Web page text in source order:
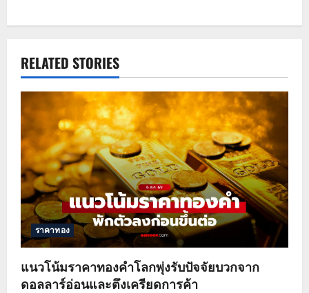
a
v
i
g
a
t
i
o
n
RELATED STORIES
ราคาทอง
แนวโน้มราคาทองคำโลกพุ่งรับปัจจัยบวกจาก
ดอลลาร์อ่อนและตึงเครียดการค้า